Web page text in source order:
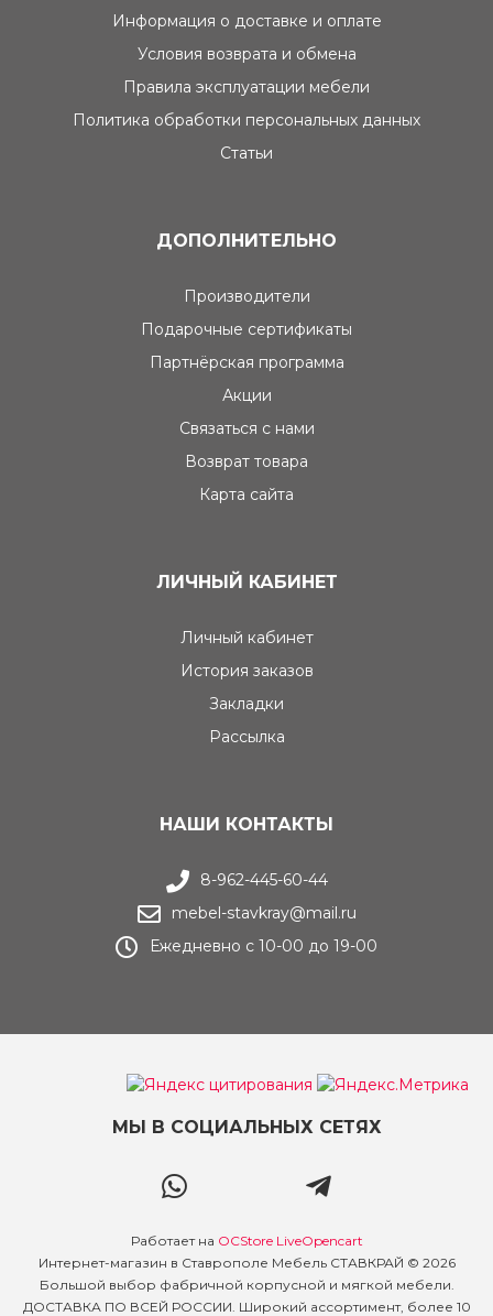
Информация о доставке и оплате
Условия возврата и обмена
Правила эксплуатации мебели
Политика обработки персональных данных
Статьи
ДОПОЛНИТЕЛЬНО
Производители
Подарочные сертификаты
Партнёрская программа
Акции
Связаться с нами
Возврат товара
Карта сайта
ЛИЧНЫЙ КАБИНЕТ
Личный кабинет
История заказов
Закладки
Рассылка
НАШИ КОНТАКТЫ
8-962-445-60-44
mebel-stavkray@mail.ru
Ежедневно с 10-00 до 19-00
МЫ В СОЦИАЛЬНЫХ СЕТЯХ
Работает на OCStore LiveOpencart
Интернет-магазин в Ставрополе Мебель СТАВКРАЙ © 2026
Большой выбор фабричной корпусной и мягкой мебели.
ДОСТАВКА ПО ВСЕЙ РОССИИ. Широкий ассортимент, более 10